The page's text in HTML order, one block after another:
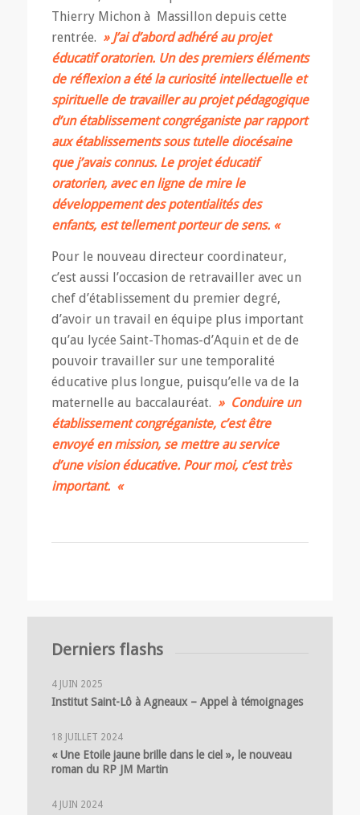
Thierry Michon à Massillon depuis cette
rentrée. » J’ai d’abord adhéré au projet
éducatif oratorien. Un des premiers éléments
de réflexion a été la curiosité intellectuelle et
spirituelle de travailler au projet pédagogique
d’un établissement congréganiste par rapport
aux établissements sous tutelle diocésaine
que j’avais connus. Le projet éducatif
oratorien, avec en ligne de mire le
développement des potentialités des
enfants, est tellement porteur de sens. «
Pour le nouveau directeur coordinateur,
c’est aussi l’occasion de retravailler avec un
chef d’établissement du premier degré,
d’avoir un travail en équipe plus important
qu’au lycée Saint-Thomas-d’Aquin et de de
pouvoir travailler sur une temporalité
éducative plus longue, puisqu’elle va de la
maternelle au baccalauréat. » Conduire un
établissement congréganiste, c’est être
envoyé en mission, se mettre au service
d’une vision éducative. Pour moi, c’est très
important. «
Derniers flashs
4 JUIN 2025
Institut Saint-Lô à Agneaux – Appel à témoignages
18 JUILLET 2024
« Une Etoile jaune brille dans le ciel », le nouveau
roman du RP JM Martin
4 JUIN 2024